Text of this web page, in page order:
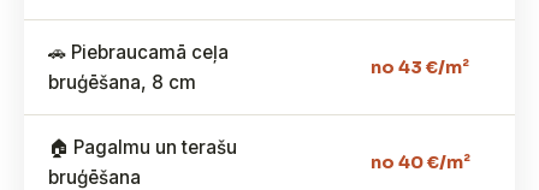
🚗 Piebraucamā ceļa
bruģēšana, 8 cm
no 43 €/m²
🏠 Pagalmu un terašu
bruģēšana
no 40 €/m²